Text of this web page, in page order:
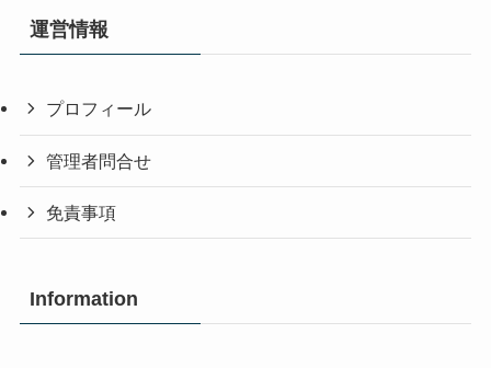
運営情報
プロフィール
管理者問合せ
免責事項
Information